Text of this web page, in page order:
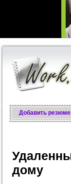
Добавить резюме
дому